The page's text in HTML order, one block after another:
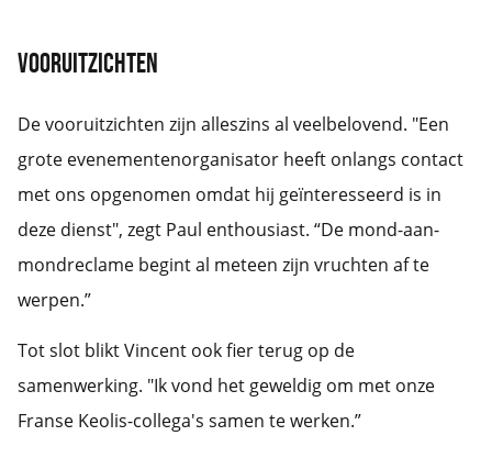
Vooruitzichten
De vooruitzichten zijn alleszins al veelbelovend. "Een
grote evenementenorganisator heeft onlangs contact
met ons opgenomen omdat hij geïnteresseerd is in
deze dienst", zegt Paul enthousiast. “De mond-aan-
mondreclame begint al meteen zijn vruchten af te
werpen.”
Tot slot blikt Vincent ook fier terug op de
samenwerking. "Ik vond het geweldig om met onze
Franse Keolis-collega's samen te werken.”